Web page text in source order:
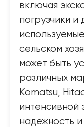
включая
погрузчики
сельском
может быть
различных
Komatsu,
интенсивной
надежность